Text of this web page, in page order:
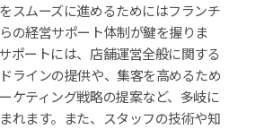
スムーズに進めるためにはフランチ
の経営サポート体制が鍵を握りま
ポートには、店舗運営全般に関する
ラインの提供や、集客を高めるため
ケティング戦略の提案など、多岐に
れます。また、スタッフの技術や知